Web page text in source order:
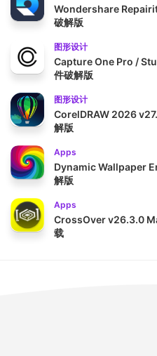
Wondershare
破解版
图形设计
Capture One Pro /
件破解版
图形设计
CorelDRAW 2026
解版
Apps
Dynamic Wallpaper
解版
Apps
CrossOver v26.3.0
载